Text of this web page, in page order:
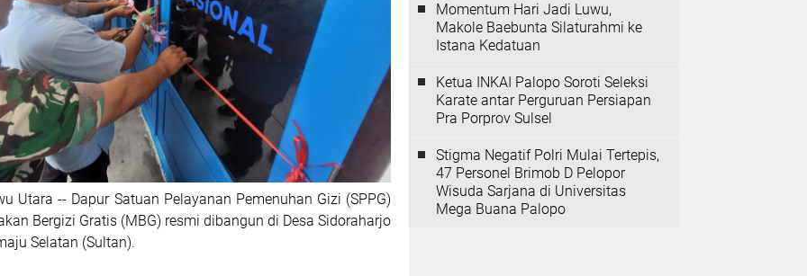
Utara -- Dapur Satuan Pelayanan Pemenuhan Gizi (SPPG)
Bergizi Gratis (MBG) resmi dibangun di Desa Sidoraharjo
Selatan (Sultan).
Momentum Hari Jadi Luwu,
Makole Baebunta Silaturahmi ke
Istana Kedatuan
Ketua INKAI Palopo Soroti Seleksi
Karate antar Perguruan Persiapan
Pra Porprov Sulsel
Stigma Negatif Polri Mulai Tertepis,
47 Personel Brimob D Pelopor
Wisuda Sarjana di Universitas
Mega Buana Palopo